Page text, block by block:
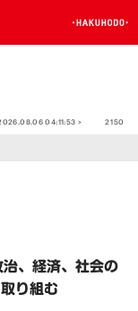
04:11:53 > 2150
、経済、社会の
り組む